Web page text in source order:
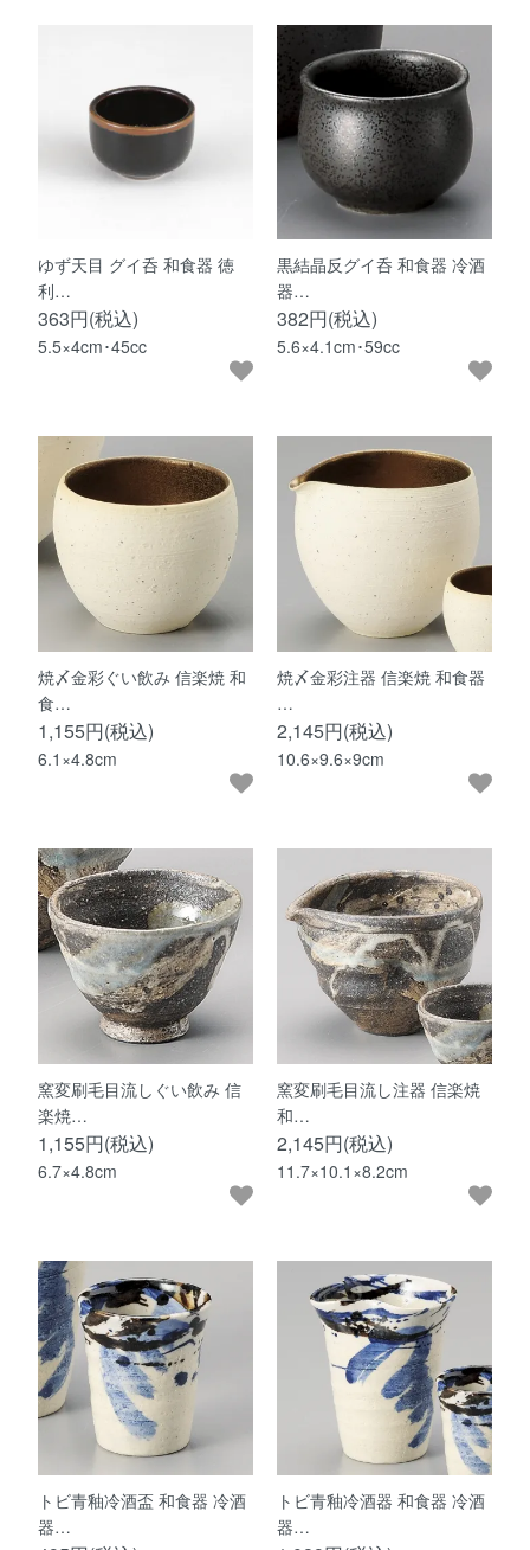
ゆず天目 グイ呑 和食器 徳
利…
363円(税込)
5.5×4cm･45cc
黒結晶反グイ呑 和食器 冷酒
器…
382円(税込)
5.6×4.1cm･59cc
焼〆金彩ぐい飲み 信楽焼 和
食…
1,155円(税込)
6.1×4.8cm
焼〆金彩注器 信楽焼 和食器
…
2,145円(税込)
10.6×9.6×9cm
窯変刷毛目流しぐい飲み 信
楽焼…
1,155円(税込)
6.7×4.8cm
窯変刷毛目流し注器 信楽焼
和…
2,145円(税込)
11.7×10.1×8.2cm
トビ青釉冷酒盃 和食器 冷酒
器…
トビ青釉冷酒器 和食器 冷酒
器…